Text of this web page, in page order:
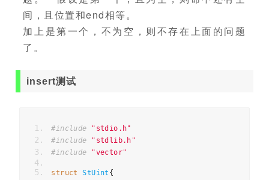
间，且位置和end相等。
加上是第一个，不为空，则不存在上面的问题
了。
insert测试
#include
"stdio.h"
#include
"stdlib.h"
#include
"vector"
struct StUint {